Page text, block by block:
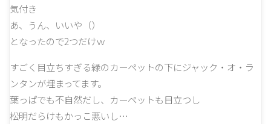
気付き
あ、うん、いいや（）
となったので2つだけｗ
すごく目立ちすぎる緑のカーペットの下にジャック・オ・ラ
ンタンが埋まってます。
葉っぱでも不自然だし、カーペットも目立つし
松明だらけもかっこ悪いし…